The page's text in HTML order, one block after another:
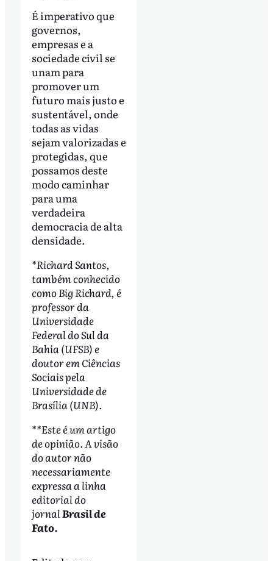
É imperativo que
governos,
empresas e a
sociedade civil se
unam para
promover um
futuro mais justo e
sustentável, onde
todas as vidas
sejam valorizadas e
protegidas, que
possamos deste
modo caminhar
para uma
verdadeira
democracia de alta
densidade.
*Richard Santos,
também conhecido
como Big Richard, é
professor da
Universidade
Federal do Sul da
Bahia (UFSB) e
doutor em Ciências
Sociais pela
Universidade de
Brasília (UNB).
**Este é um artigo
de opinião. A visão
do autor não
necessariamente
expressa a linha
editorial do
jornalBrasil de
Fato.